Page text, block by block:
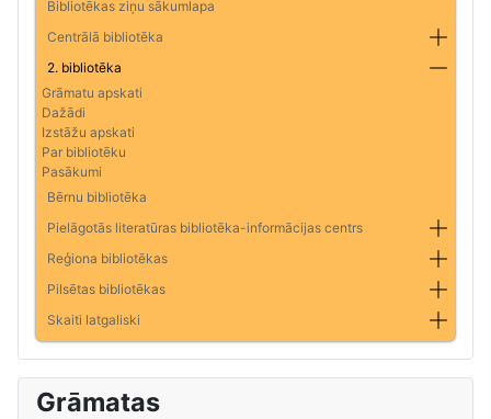
Bibliotēkas ziņu sākumlapa
Centrālā bibliotēka
2. bibliotēka
Grāmatu apskati
Dažādi
Izstāžu apskati
Par bibliotēku
Pasākumi
Bērnu bibliotēka
Pielāgotās literatūras bibliotēka-informācijas centrs
Reģiona bibliotēkas
Pilsētas bibliotēkas
Skaiti latgaliski
Grāmatas